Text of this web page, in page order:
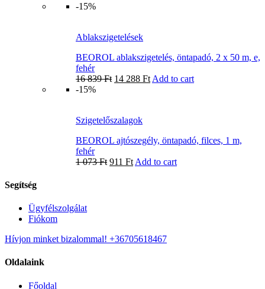
-15%
Ablakszigetelések
BEOROL ablakszigetelés, öntapadó, 2 x 50 m, e,
fehér
16 839Ft 14 288 Ft Add to cart
-15%
Szigetelőszalagok
BEOROL ajtószegély, öntapadó, filces, 1 m,
fehér
1 073Ft 911 Ft Add to cart
Segítség
Ügyfélszolgálat
Fiókom
Hívjon minket bizalommal! +36705618467
Oldalaink
Főoldal